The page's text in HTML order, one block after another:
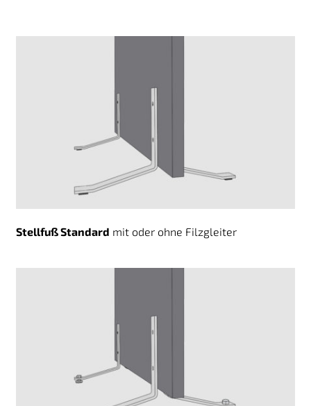
Stellfuß Standard mit oder ohne Filzgleiter